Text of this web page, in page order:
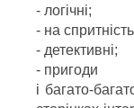
- логічні;
- на
- детективні;
- пригоди
і багато-